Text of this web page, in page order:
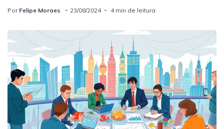
Por Felipe Moraes 23/08/2024 4 min de leitura